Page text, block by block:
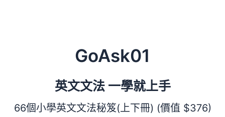
GoAsk01
英文文法 一學就上手
66個小學英文文法秘笈(上下冊) (價值 $376)